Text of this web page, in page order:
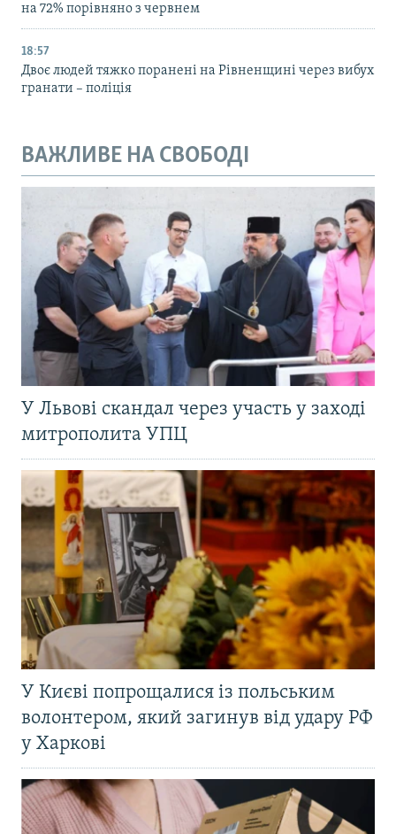
на 72% порівняно з червнем
18:57
Двоє людей тяжко поранені на Рівненщині через вибух
гранати – поліція
ВАЖЛИВЕ НА СВОБОДІ
У Львові скандал через участь у заході
митрополита УПЦ
У Києві попрощалися із польським
волонтером, який загинув від удару РФ
у Харкові